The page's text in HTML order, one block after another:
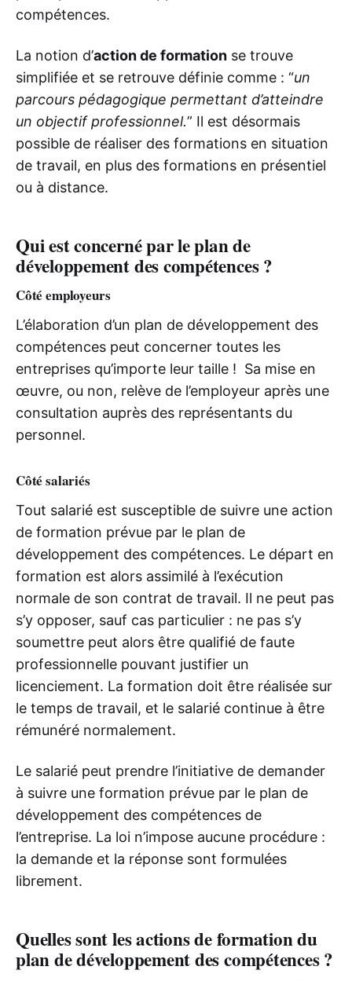
compétences.
La notion d’action de formation se trouve
simplifiée et se retrouve définie comme : “un
parcours pédagogique permettant d’atteindre
un objectif professionnel.” Il est désormais
possible de réaliser des formations en situation
de travail, en plus des formations en présentiel
ou à distance.
Qui est concerné par le plan de
développement des compétences ?
Côté employeurs
L’élaboration d’un plan de développement des
compétences peut concerner toutes les
entreprises qu’importe leur taille ! Sa mise en
œuvre, ou non, relève de l’employeur après une
consultation auprès des représentants du
personnel.
Côté salariés
Tout salarié est susceptible de suivre une action
de formation prévue par le plan de
développement des compétences. Le départ en
formation est alors assimilé à l’exécution
normale de son contrat de travail. Il ne peut pas
s’y opposer, sauf cas particulier : ne pas s’y
soumettre peut alors être qualifié de faute
professionnelle pouvant justifier un
licenciement. La formation doit être réalisée sur
le temps de travail, et le salarié continue à être
rémunéré normalement.
Le salarié peut prendre l’initiative de demander
à suivre une formation prévue par le plan de
développement des compétences de
l’entreprise. La loi n’impose aucune procédure :
la demande et la réponse sont formulées
librement.
Quelles sont les actions de formation du
plan de développement des compétences ?